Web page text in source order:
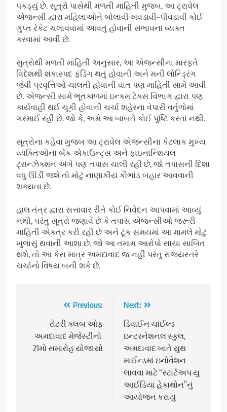
પકડ્યું છે. સૂત્રો પાસેથી મળતી માહિતી મુજબ, આ ટ્રાવેલ
એજન્સી દ્વારા મહિલાઓને બોલાવી ખવડાવી-પીવડાવી કોઈ
ગુપ્ત રેકેટ ચલાવવામાં આવતું હોવાની સંભાવના વ્યક્ત
કરવામાં આવી છે.
સુત્રોથી મળતી માહિતી અનુસાર, આ એજન્સીના મારફતે
વિદેશથી શંકાસ્પદ ફંડિંગ થતું હોવાની અને મની લોન્ડ્રિંગ
જેવી પ્રવૃત્તિઓ ચાલતી હોવાની વાત પણ માહિતી સામે આવી
છે. એજન્સી સામે ભૂતકાળમાં ઇન્કમ ટેક્સ વિભાગ દ્વારા પણ
કાર્યવાહી થઈ ચૂકી હોવાની ચર્ચા શહેરના વેપારી વર્તુળોમાં
ગરમાઈ રહી છે. જો કે, અમે આ બાબતે કોઈ પુષ્ટિ કરતાં નથી.
સૂત્રોના કહેવા મુજબ આ ટ્રાવેલ એજન્સીના કેટલાક મુખ્ય
વ્યક્તિઓના બેંક એકાઉન્ટ્સ અને ફાઇનાન્શિયલ
ટ્રાન્ઝેક્શન અંગે પણ તપાસ ચાલી રહી છે, જો તપાસની દિશા
વધુ ઊંડી જશે તો મોટું નાણાકીય કૌભાંડ બહાર આવવાની
શક્યતા છે.
હાલ તંત્ર દ્વારા સત્તાવાર રીતે કોઈ નિવેદન આપવામાં આવ્યું
નથી, પરંતુ સૂત્રો જણાવે છે કે તપાસ એજન્સીઓ જરૂરી
માહિતી એકત્ર કરી રહી છે અને ટૂંક સમયમાં આ મામલે મોટું
ખુલાસું થવાની આશા છે. જો આ તમામ આરોપો સાચા સાબિત
થશે, તો આ કેસ માત્ર અમદાવાદ જ નહીં પરંતુ રાજ્યસ્તરે
ચર્ચાનો વિષય બની શકે છે.
navigation
Previous:
રોટરી ક્લબ ઓફ
અમદાવાદ મેજેસ્ટીનો
21મો સમારોહ યોજાયો
Next:
ડિવાઈન ચાઈલ્ડ
ઇન્ટરનેશનલ સ્કુલ,
અમદાવાદ ખાતે યુથ
માઈન્ડમાં ઇનોવેશન
લાવવા માટે “સ્ટાર્ટઅપ યુ
આઈડિયા હેકાથોન”નું
આયોજન કરાયું